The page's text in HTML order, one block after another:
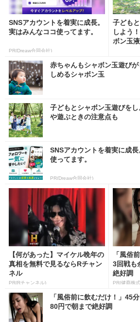
SNSアカウントを着実に成長。
実はみんなココ使ってます。
PR(Dreaw合同会社)
子ども
しよう
ボン玉液
赤ちゃんもシャボン玉遊び
しめるシャボン玉
子どもとシャボン玉遊びを
や遊ぶときの注意点も
SNSアカウントを着実に成
使ってます。
PR(Dreaw合同会社)
【何があった】マイケル晩年の
真相を無料で見るならRチャン
ネル
PR(Rチャンネル)
「風俗
3回戦も
絶好調
PR(健商株
「風俗前に飲むだけ！」45
80円で朝まで絶好調